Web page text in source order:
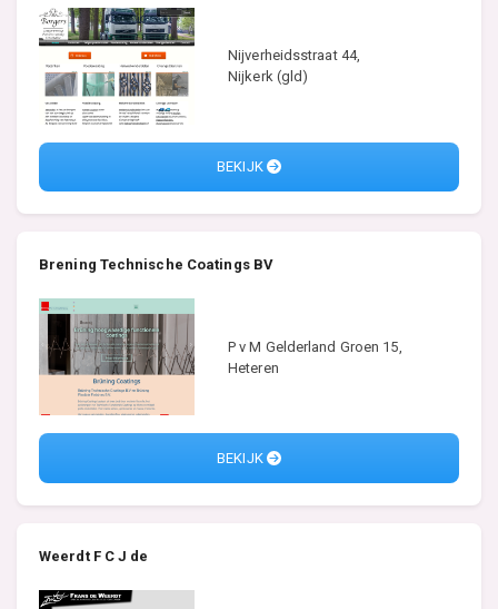
Nijverheidsstraat 44,
Nijkerk (gld)
BEKIJK
Brening Technische Coatings BV
P v M Gelderland Groen 15,
Heteren
BEKIJK
Weerdt F C J de